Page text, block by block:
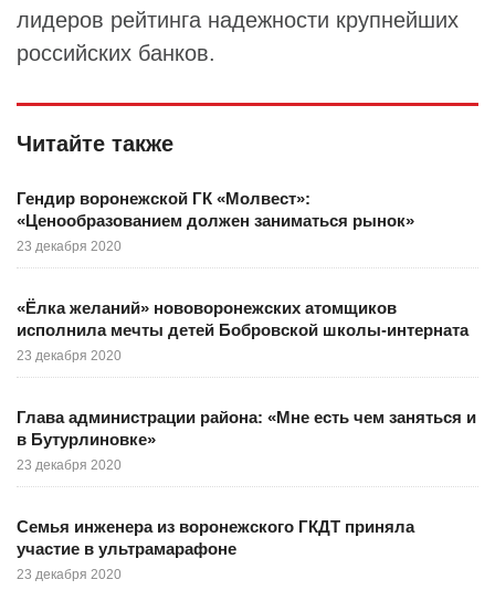
лидеров рейтинга надежности крупнейших
российских банков.
Читайте также
Гендир воронежской ГК «Молвест»:
«Ценообразованием должен заниматься рынок»
23 декабря 2020
«Ёлка желаний» нововоронежских атомщиков
исполнила мечты детей Бобровской школы-интерната
23 декабря 2020
Глава администрации района: «Мне есть чем заняться и
в Бутурлиновке»
23 декабря 2020
Семья инженера из воронежского ГКДТ приняла
участие в ультрамарафоне
23 декабря 2020